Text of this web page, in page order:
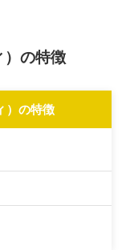
）の特徴
）の特徴